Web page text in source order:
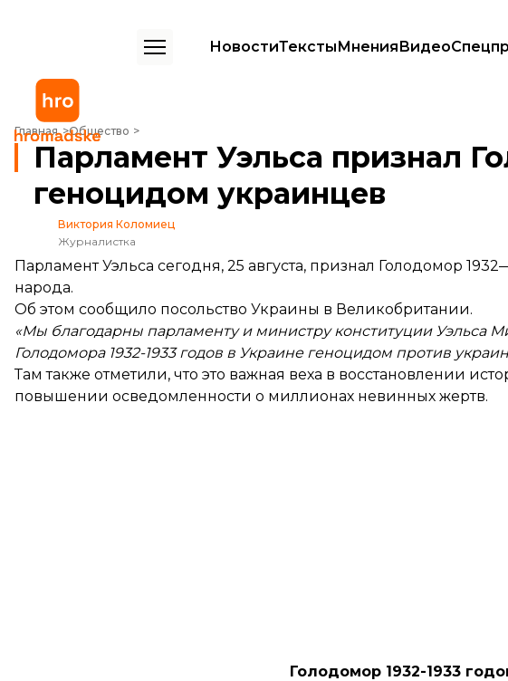
НовостиТекстыМненияВидео
Главная Общество
Парламент Уэльса признал Голодомор геноцидом украинцев
Парламент Уэльса признал
геноцидом украинцев
Виктория Коломиец
Журналистка
Парламент Уэльса сегодня, 25 августа, признал Голодомор
народа.
Об этом сообщило посольство Украины в Великобритании.
«Мы благодарны парламенту и министру конституции Уэльса
Голодомора 1932-1933 годов в Украине геноцидом против
Там также отметили, что это важная веха в восстановлении
повышении осведомленности о миллионах невинных жертв.
Голодомор 1932-1933